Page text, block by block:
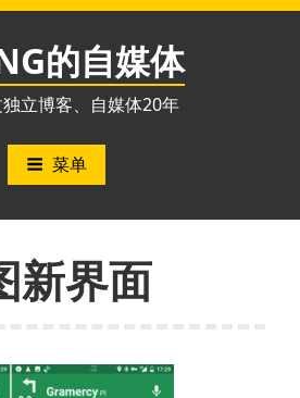
的自媒体
立博客、自媒体20年
菜单
新界面